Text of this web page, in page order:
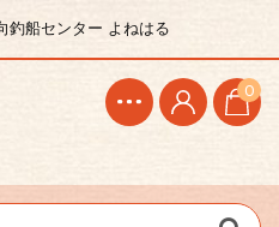
釣船センター よねはる
0